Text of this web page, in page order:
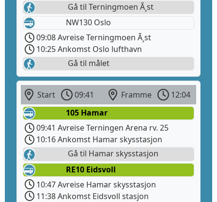
Gå til Terningmoen Ã¸st
NW130 Oslo
09:08 Avreise Terningmoen Ã¸st
10:25 Ankomst Oslo lufthavn
Gå til målet
Start 09:41 Framme
12:04
105 Hamar
09:41 Avreise Terningen Arena rv. 25
10:16 Ankomst Hamar skysstasjon
Gå til Hamar skysstasjon
RE10 Eidsvoll
10:47 Avreise Hamar skysstasjon
11:38 Ankomst Eidsvoll stasjon